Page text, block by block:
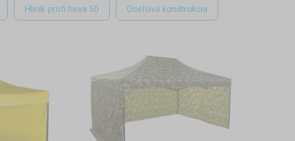
Hrádok, Brezno - na základe
Vaším potrebám a či si zvolíte
a ich postavenie a zloženie je
Hliník profi hexa 50 Oceľová konštrukcia